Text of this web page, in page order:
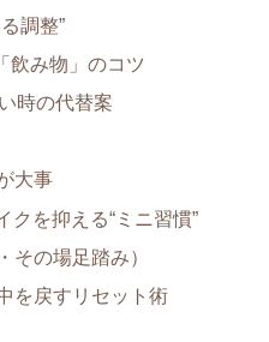
調整”
飲み物」のコツ
時の代替案
大事
を抑える“ミニ習慣”
その場足踏み）
を戻すリセット術